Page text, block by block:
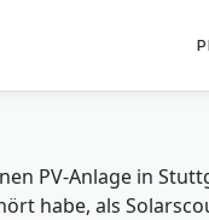
PV-Anlage in
habe, als